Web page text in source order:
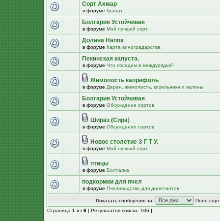
Сорт Ахмар
в форуме Гранат
Болгария Устойчивая
в форуме Мой лучший сорт.
Долина Наппа
в форуме Карта виноградарства
Пекинская капуста.
в форуме Что посадим в междурядья?
Жимолость каприфоль
в форуме Дерен, жимолость, кизильники и калины
Болгария Устойчивая
в форуме Обсуждение сортов
Шираз (Сира)
в форуме Обсуждение сортов
Новое столетие З Г Т У.
в форуме Мой лучший сорт.
птицы
в форуме Болталка
подкормки для пчел
в форуме Пчеловодство для дилетантов
Показать сообщения за:
Поле
Страница 1 из 6 [ Результатов поиска: 106 ]